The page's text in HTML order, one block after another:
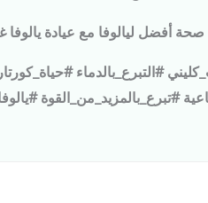
صحة أفضل ليالوفا مع عيادة
#التبرع_بالدماء
#تبرع_بالمزيد_من_القوة